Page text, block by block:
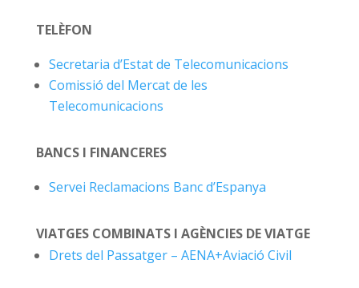
TELÈFON
Secretaria d’Estat de Telecomunicacions
Comissió del Mercat de les
Telecomunicacions
BANCS I FINANCERES
Servei Reclamacions Banc d’Espanya
VIATGES COMBINATS I AGÈNCIES DE VIATGE
Drets del Passatger – AENA+Aviació Civil